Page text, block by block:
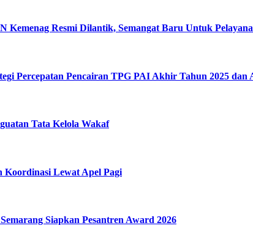
Kemenag Resmi Dilantik, Semangat Baru Untuk
Percepatan Pencairan TPG PAI Akhir Tahun 2025 dan
Tata Kelola Wakaf
Koordinasi Lewat Apel Pagi
Siapkan Pesantren Award 2026